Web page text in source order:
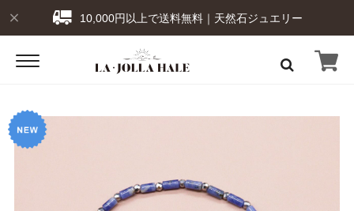
10,000円以上で送料無料｜天然石ジュエリー